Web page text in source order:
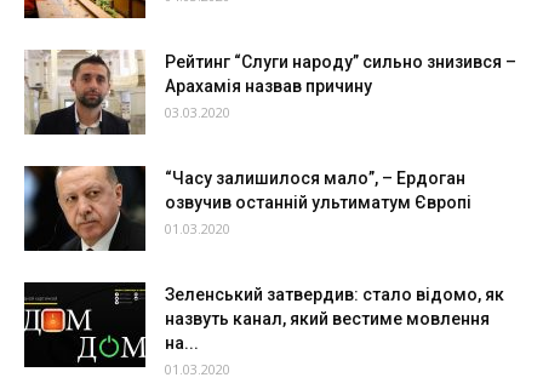
Рейтинг “Слуги народу” cильно знизився –
Арахамія назвав причину
03.03.2020
“Часу залишилося мало”, – Ердоган
озвучив останній ультиматум Європі
01.03.2020
Зеленський затвердив: стало відомо, як
назвуть канал, який вестиме мовлення
на...
01.03.2020